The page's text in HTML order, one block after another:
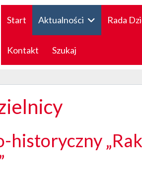
Start Aktualności Rada
Kontakt Szukaj
historyczny